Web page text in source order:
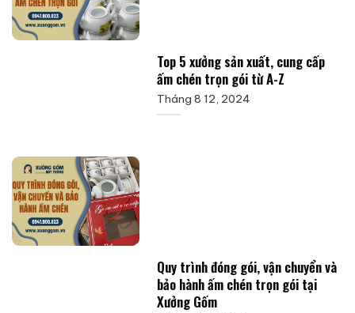
Top 5 xưởng sản xuất, cung cấp
ấm chén trọn gói từ A-Z
Tháng 8 12, 2024
Quy trình đóng gói, vận chuyển và
bảo hành ấm chén trọn gói tại
Xưởng Gốm